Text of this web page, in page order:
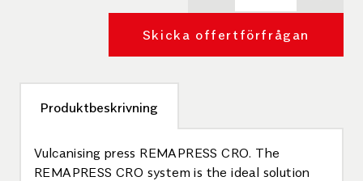
Skicka offertförfrågan
Produktbeskrivning
Vulcanising press REMAPRESS CRO. The
REMAPRESS CRO system is the ideal solution